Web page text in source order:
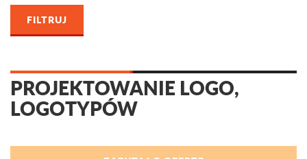
PROJEKTOWANIE LOGO,
LOGOTYPÓW